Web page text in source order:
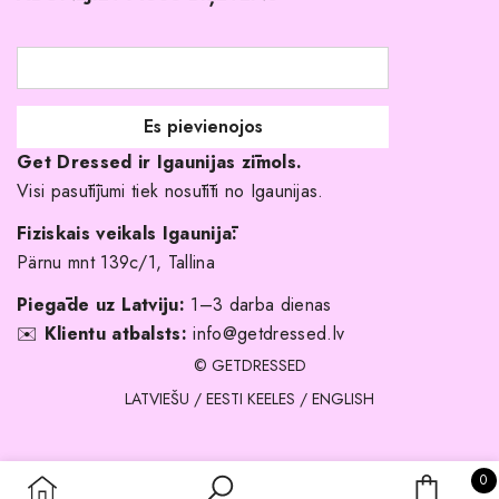
Atgriešanas politika
Līgavas družiņu kleitas
Veikali
Kāpēc izvēlēties mūs?
Get Dressed ir Igaunijas zīmols.
Visi pasūtījumi tiek nosūtīti no Igaunijas.
Fiziskais veikals Igaunijā:
Pärnu mnt 139c/1, Tallina
Piegāde uz Latviju: 1–3 darba dienas
✉️ Klientu atbalsts: info@getdressed.lv
© GETDRESSED
LATVIEŠU / EESTI KEELES / ENGLISH
00